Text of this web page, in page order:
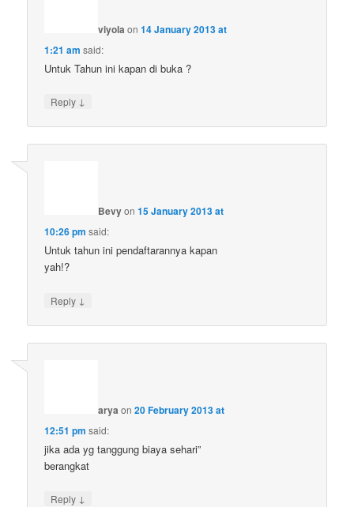
viyola on14 January 2013 at
1:21 am said:
Untuk Tahun ini kapan di buka ?
Reply ↓
Bevyon15 January 2013 at
10:26 pm said:
Untuk tahun ini pendaftarannya kapan
yah!?
Reply ↓
arya on20 February 2013 at
12:51 pm said:
jika ada yg tanggung biaya sehari”
berangkat
Reply ↓